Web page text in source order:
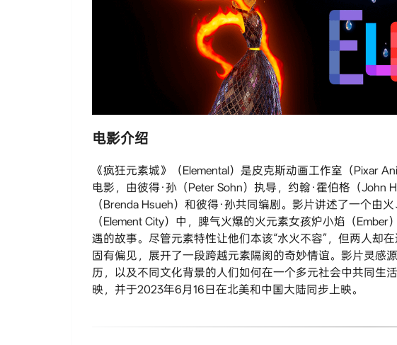
电影介绍
《疯狂元素城》（Elemental）是皮克斯动画工作室（Pixar
电影，由彼得·孙（Peter Sohn）执导，约翰·霍伯格（John
（Brenda Hsueh）和彼得·孙共同编剧。影片讲述了一个由
（Element City）中，脾气火爆的火元素女孩炉小焰（
遇的故事。尽管元素特性让他们本该“水火不容”，但两人却
固有偏见，展开了一段跨越元素隔阂的奇妙情谊。影片灵感
历，以及不同文化背景的人们如何在一个多元社会中共同生
映，并于2023年6月16日在北美和中国大陆同步上映。